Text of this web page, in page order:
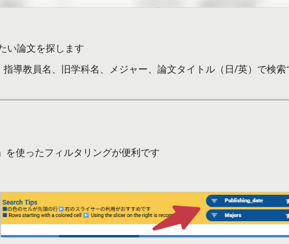
い論文を探します
導教員名、旧学科名、メジャー、論文タイトル（日/英）で検索
使ったフィルタリングが便利です